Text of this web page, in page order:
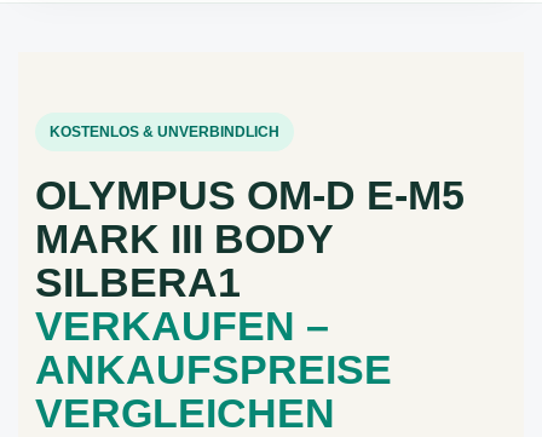
KOSTENLOS & UNVERBINDLICH
OLYMPUS OM-D E-M5
MARK III BODY
SILBERA1
VERKAUFEN –
ANKAUFSPREISE
VERGLEICHEN